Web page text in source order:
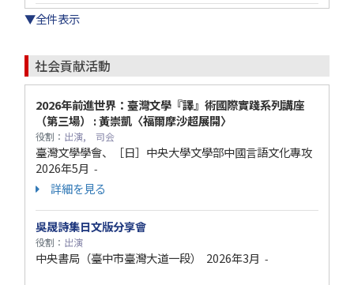
▼全件表示
社会貢献活動
2026年前進世界：臺灣文學『譯』術國際實踐系列講座
（第三場） : 黃崇凱〈福爾摩沙超展開〉
役割： 出演, 司会
臺灣文學學會、［日］中央大學文學部中國言語文化專攻
2026年5月 -
詳細を見る
吳晟詩集日文版分享會
役割： 出演
中央書局（臺中市臺灣大道一段） 2026年3月 -